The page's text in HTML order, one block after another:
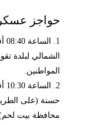
حواجز
الشمالي لبلدة
المواطنين.
حسنة (على
محافظة بيت